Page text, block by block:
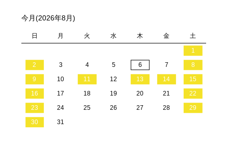
今月(2026年8月)
日 月 火 水 木 金 土
1
2
3 4 5 6 7
8
9
10 11 12 13 14
15
16
17 18 19 20 21
22
23
24 25 26 27 28
29
30
31